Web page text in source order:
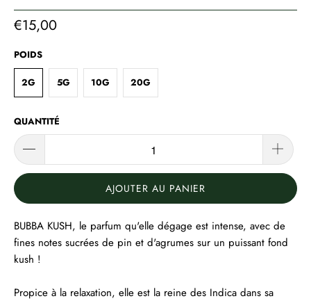
€15,00
POIDS
2G 5G 10G 20G
QUANTITÉ
AJOUTER AU PANIER
BUBBA KUSH, le parfum qu'elle dégage est intense, avec de
fines notes sucrées de pin et d'agrumes sur un puissant fond
kush !
Propice à la relaxation, elle est la reine des Indica dans sa